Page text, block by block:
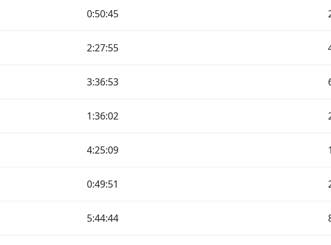
0:50:45
2:27:55
3:36:53
1:36:02
4:25:09
0:49:51
5:44:44